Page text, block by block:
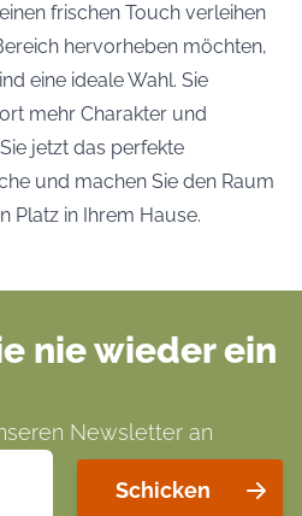
frischen Touch verleihen
hervorheben möchten,
eine ideale Wahl. Sie
mehr Charakter und
jetzt das perfekte
und machen Sie den Raum
Platz in Ihrem Hause.
nie wieder ein
Newsletter an
Schicken